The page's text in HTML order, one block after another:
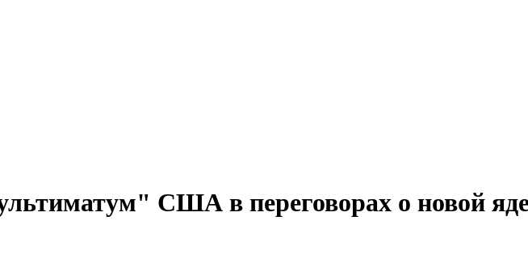
США в переговорах о новой